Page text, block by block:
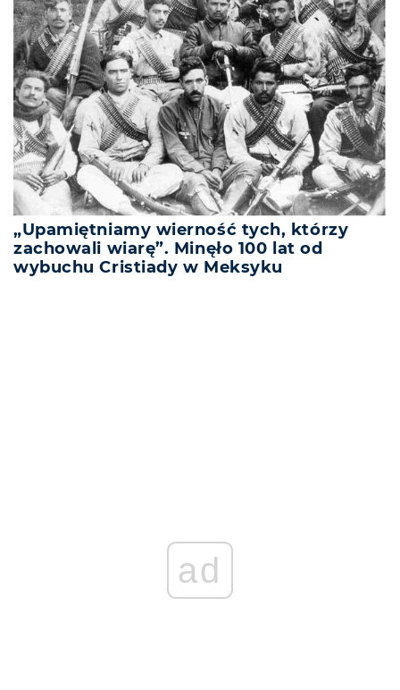
„Upamiętniamy wierność tych, którzy
zachowali wiarę”. Minęło 100 lat od
wybuchu Cristiady w Meksyku